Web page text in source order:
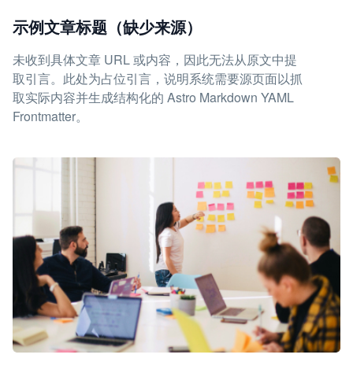
示例文章标题（缺少来源）
未收到具体文章 URL 或内容，因此无法从原文中提
取引言。此处为占位引言，说明系统需要源页面以抓
取实际内容并生成结构化的 Astro Markdown YAML
Frontmatter。